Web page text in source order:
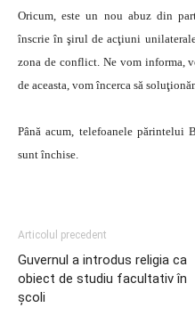
Oricum, este un nou abuz din
înscrie în şirul de acţiuni
zona de conflict. Ne vom informa,
de aceasta, vom încerca să
Până acum, telefoanele
sunt închise.
Articolul precedent
Guvernul a introdus religia ca
obiect de studiu facultativ în
școli